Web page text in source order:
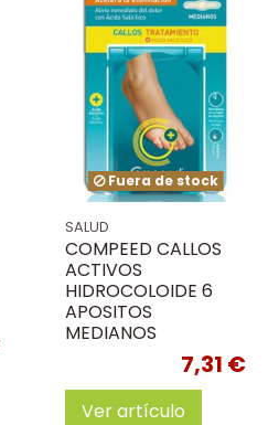
Fuera de stock
SALUD
COMPEED CALLOS
ACTIVOS
HIDROCOLOIDE 6
APOSITOS
MEDIANOS
7,31 €
Ver artículo